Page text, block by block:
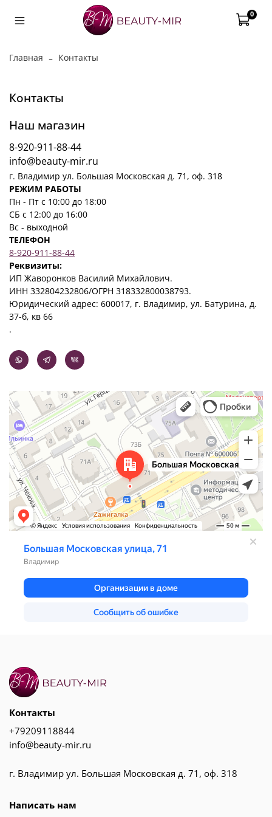
0
Главная Контакты
Контакты
Наш магазин
8-920-911-88-44
info@beauty-mir.ru
г. Владимир ул. Большая Московская д. 71, оф. 318
РЕЖИМ РАБОТЫ
Пн - Пт с 10:00 до 18:00
СБ с 12:00 до 16:00
Вс - выходной
ТЕЛЕФОН
8-920-911-88-44
Реквизиты:
ИП Жаворонков Василий Михайлович.
ИНН 332804232806/ОГРН 318332800038793.
Юридический адрес: 600017, г. Владимир, ул. Батурина, д.
37-б, кв 66
.
Контакты
+79209118844
info@beauty-mir.ru
г. Владимир ул. Большая Московская д. 71, оф. 318
Написать нам